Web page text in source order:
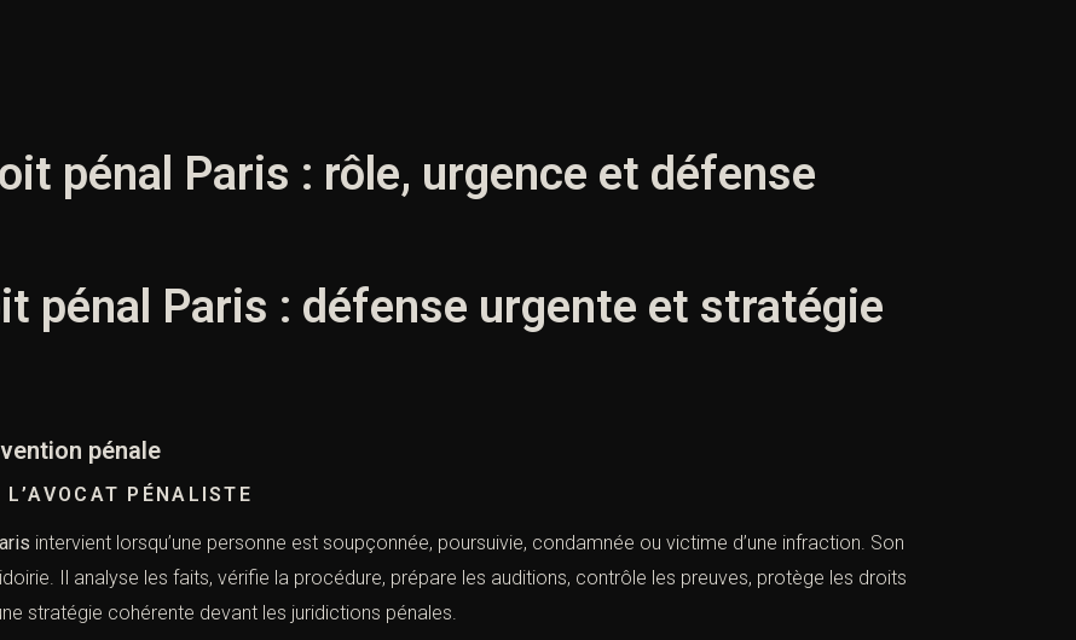
pénal Paris : rôle, urgence et défense
pénal Paris : défense urgente et stratégie
pénale
PÉNALISTE
intervient lorsqu’une personne est soupçonnée, poursuivie, condamnée ou victime d’une infraction. Son
Il analyse les faits, vérifie la procédure, prépare les auditions, contrôle les preuves, protège les droits
stratégie cohérente devant les juridictions pénales.